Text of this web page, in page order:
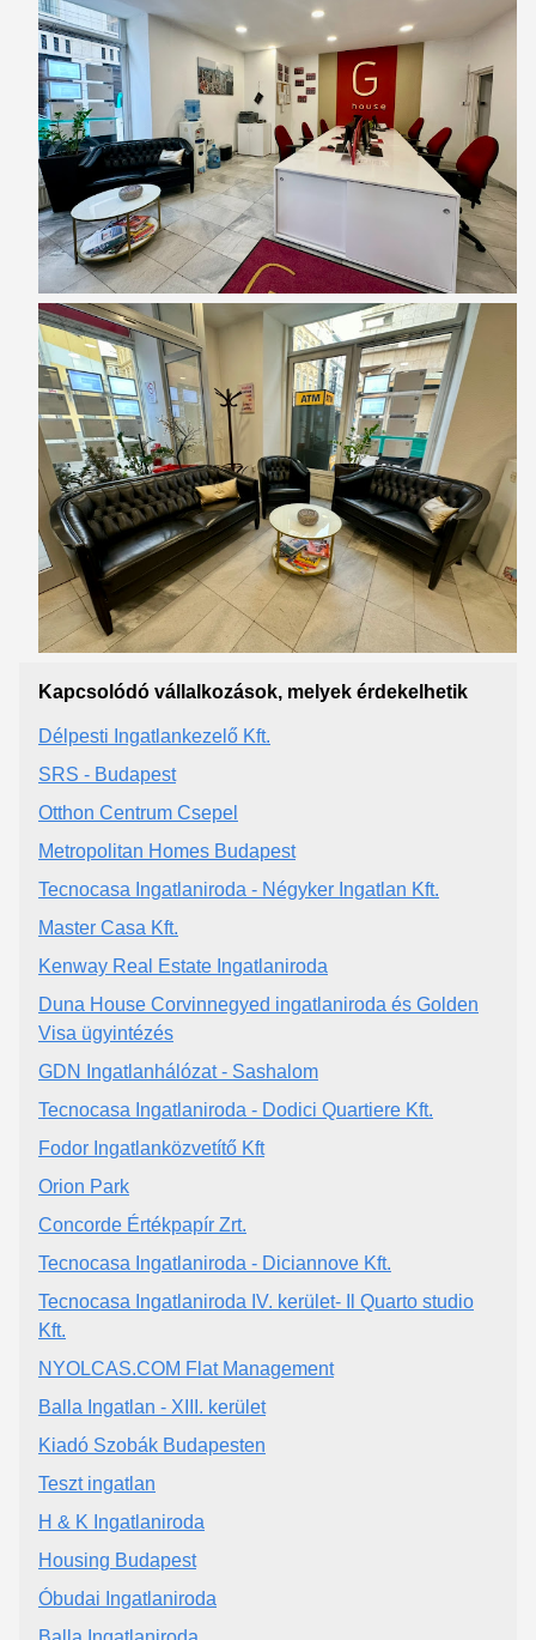
Kapcsolódó vállalkozások, melyek érdekelhetik
Délpesti Ingatlankezelő Kft.
SRS - Budapest
Otthon Centrum Csepel
Metropolitan Homes Budapest
Tecnocasa Ingatlaniroda - Négyker Ingatlan Kft.
Master Casa Kft.
Kenway Real Estate Ingatlaniroda
Duna House Corvinnegyed ingatlaniroda és Golden
Visa ügyintézés
GDN Ingatlanhálózat - Sashalom
Tecnocasa Ingatlaniroda - Dodici Quartiere Kft.
Fodor Ingatlanközvetítő Kft
Orion Park
Concorde Értékpapír Zrt.
Tecnocasa Ingatlaniroda - Diciannove Kft.
Tecnocasa Ingatlaniroda IV. kerület- Il Quarto studio
Kft.
NYOLCAS.COM Flat Management
Balla Ingatlan - XIII. kerület
Kiadó Szobák Budapesten
Teszt ingatlan
H & K Ingatlaniroda
Housing Budapest
Óbudai Ingatlaniroda